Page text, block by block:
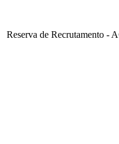
Reserva de Recrutamento -